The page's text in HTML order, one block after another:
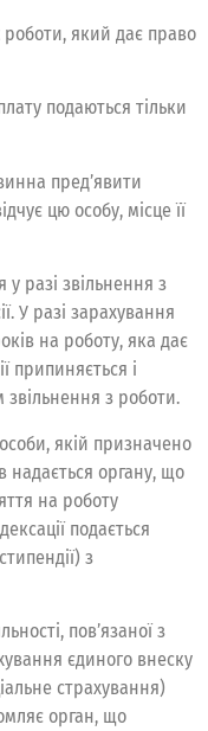
який дає право
подаються тільки
пред’явити
цю особу, місце її
у разі звільнення з
У разі зарахування
на роботу, яка дає
припиняється і
звільнення з роботи.
якій призначено
надається органу, що
на роботу
подається
з
пов’язаної з
єдиного внеску
страхування)
орган, що